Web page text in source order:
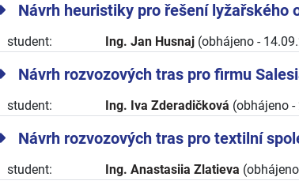
Návrh heuristiky pro řešení lyžařského
student: Ing. Jan Husnaj(obhájeno -
Návrh rozvozových tras pro firmu
student: Ing. Iva Zderadičková (obhájeno
Návrh rozvozových tras pro textilní
student: Ing. Anastasiia Zlatieva